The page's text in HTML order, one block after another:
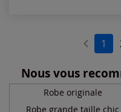
1
Nous vous
Robe originale
Robe grande taille chic